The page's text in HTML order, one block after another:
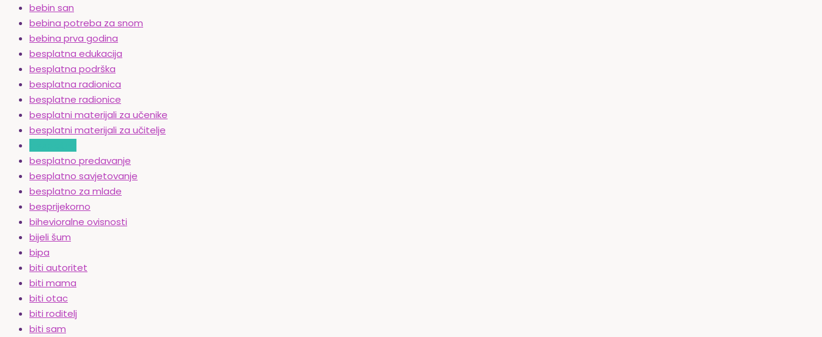
bebin san
bebina potreba za snom
bebina prva godina
besplatna edukacija
besplatna podrška
besplatna radionica
besplatne radionice
besplatni materijali za učenike
besplatni materijali za učitelje
besplatno predavanje
besplatno savjetovanje
besplatno za mlade
besprijekorno
bihevioralne ovisnosti
bijeli šum
bipa
biti autoritet
biti mama
biti otac
biti roditelj
biti sam